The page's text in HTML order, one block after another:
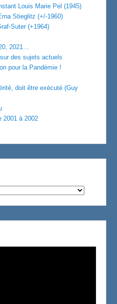
Louis Marie Pel (1945)
Stieglitz (+/-1960)
Suter (+1964)
2021…
des sujets actuels
pour la Pandémie !
doit être exécuté (Guy
2001 à 2002